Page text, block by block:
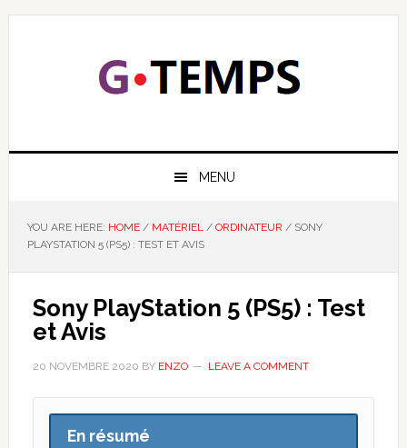
Skip
Skip
Skip
Skip
GTEMPS
MENU
YOU ARE HERE: HOME / MATÉRIEL / ORDINATEUR /SONY
PLAYSTATION 5 (PS5) : TEST ET AVIS
Sony PlayStation 5 (PS5) : Test
et Avis
20 NOVEMBRE 2020 BY ENZO LEAVE A COMMENT
En résumé